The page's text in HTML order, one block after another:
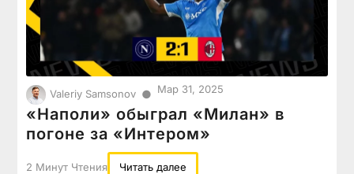
Valeriy Samsonov ● Мар 31, 2025
«Наполи» обыграл «Милан» в
погоне за «Интером»
2 Минут Чтения Читать далее